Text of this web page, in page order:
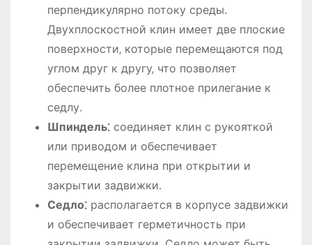
перпендикулярно потоку среды․
Двухплоскостной клин имеет две плоские
поверхности‚ которые перемещаются под
углом друг к другу‚ что позволяет
обеспечить более плотное прилегание к
седлу․
Шпиндель⁚соединяет клин с рукояткой
или приводом и обеспечивает
перемещение клина при открытии и
закрытии задвижки․
Седло⁚располагается в корпусе задвижки
и обеспечивает герметичность при